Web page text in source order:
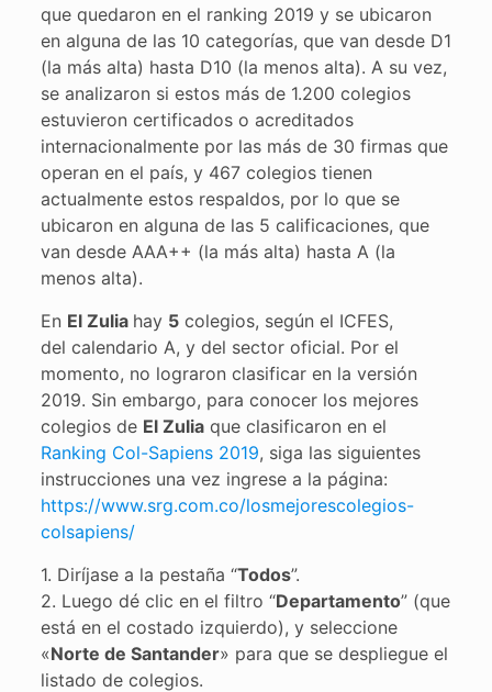
que quedaron en el ranking 2019 y se ubicaron
en alguna de las 10 categorías, que van desde D1
(la más alta) hasta D10 (la menos alta). A su vez,
se analizaron si estos más de 1.200 colegios
estuvieron certificados o acreditados
internacionalmente por las más de 30 firmas que
operan en el país, y 467 colegios tienen
actualmente estos respaldos, por lo que se
ubicaron en alguna de las 5 calificaciones, que
van desde AAA++ (la más alta) hasta A (la
menos alta).
En El Zulia hay 5colegios, según el ICFES,
del calendario A, y del sector oficial. Por el
momento, no lograron clasificar en la versión
2019. Sin embargo, para conocer los mejores
colegios de El Zuliaque clasificaron en el
Ranking Col-Sapiens 2019, siga las siguientes
instrucciones una vez ingrese a la página:
https://www.srg.com.co/losmejorescolegios-
colsapiens/
1. Diríjase a la pestaña “Todos”.
2. Luego dé clic en el filtro “Departamento” (que
está en el costado izquierdo), y seleccione
«Norte de Santander» para que se despliegue el
listado de colegios.